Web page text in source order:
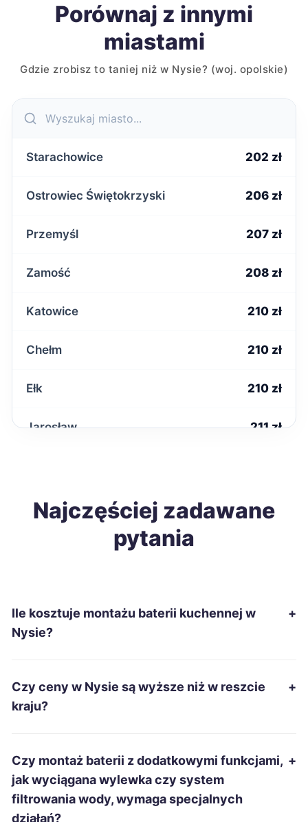
Porównaj z innymi
miastami
Gdzie zrobisz to taniej niż w Nysie? (woj. opolskie)
Starachowice 202 zł
Ostrowiec Świętokrzyski 206 zł
Przemyśl 207 zł
Zamość 208 zł
Katowice 210 zł
Chełm 210 zł
Ełk 210 zł
Jarosław 211 zł
Tomaszów Mazowiecki 212 zł
Mielec 215 zł
Racibórz
Tarnobrzeg
Zduńska Wola
Najczęściej zadawane
pytania
Ile kosztuje montażu baterii kuchennej w
Nysie?
+
Czy ceny w Nysie są wyższe niż w reszcie
kraju?
+
Czy montaż baterii z dodatkowymi funkcjami,
jak wyciągana wylewka czy system
filtrowania wody, wymaga specjalnych
działań?
+